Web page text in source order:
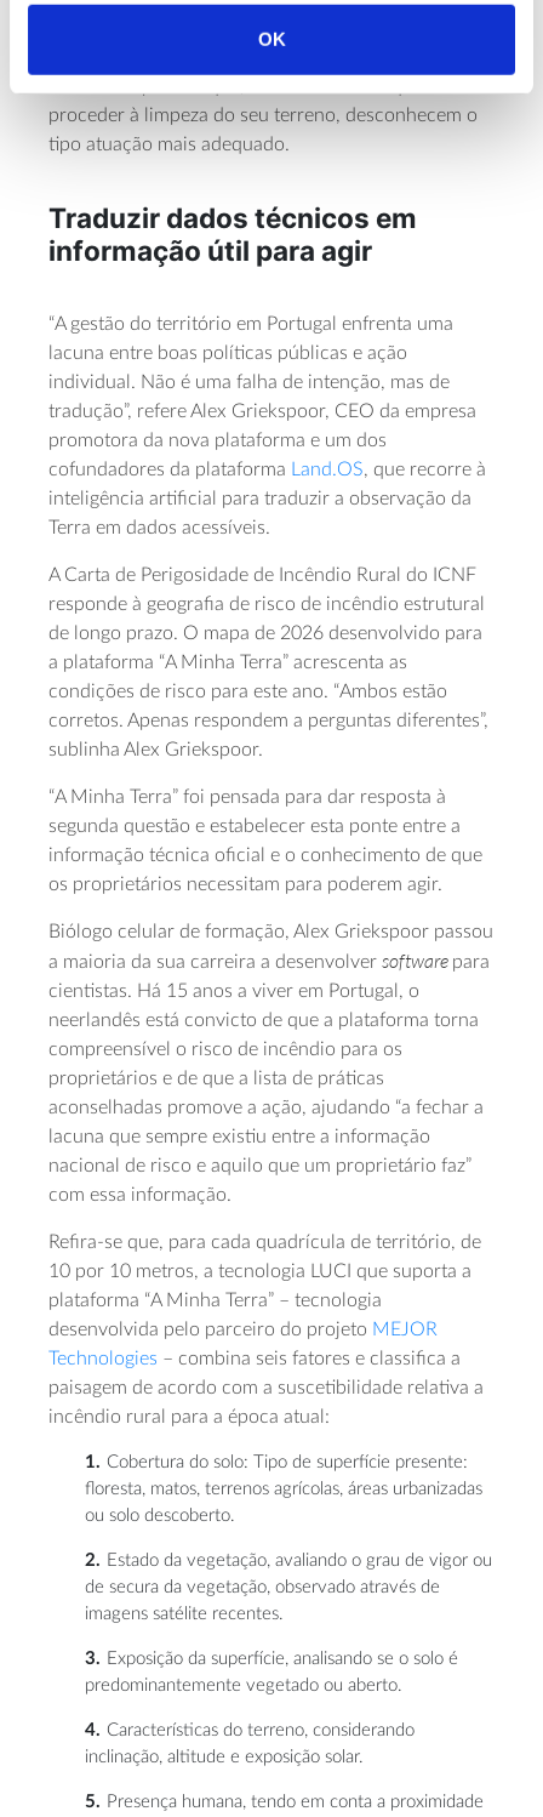
OK
estão menos habituados a gerir e prevenir este risco.
proceder à limpeza do seu terreno, desconhecem o
tipo atuação mais adequado.
Traduzir dados técnicos em
informação útil para agir
“A gestão do território em Portugal enfrenta uma
lacuna entre boas políticas públicas e ação
individual. Não é uma falha de intenção, mas de
tradução”, refere Alex Griekspoor, CEO da empresa
promotora da nova plataforma e um dos
cofundadores da plataforma Land.OS, que recorre à
inteligência artificial para traduzir a observação da
Terra em dados acessíveis.
A Carta de Perigosidade de Incêndio Rural do ICNF
responde à geografia de risco de incêndio estrutural
de longo prazo. O mapa de 2026 desenvolvido para
a plataforma “A Minha Terra” acrescenta as
condições de risco para este ano. “Ambos estão
corretos. Apenas respondem a perguntas diferentes”,
sublinha Alex Griekspoor.
“A Minha Terra” foi pensada para dar resposta à
segunda questão e estabelecer esta ponte entre a
informação técnica oficial e o conhecimento de que
os proprietários necessitam para poderem agir.
Biólogo celular de formação, Alex Griekspoor passou
a maioria da sua carreira a desenvolver software para
cientistas. Há 15 anos a viver em Portugal, o
neerlandês está convicto de que a plataforma torna
compreensível o risco de incêndio para os
proprietários e de que a lista de práticas
aconselhadas promove a ação, ajudando “a fechar a
lacuna que sempre existiu entre a informação
nacional de risco e aquilo que um proprietário faz”
com essa informação.
Refira-se que, para cada quadrícula de território, de
10 por 10 metros, a tecnologia LUCI que suporta a
plataforma “A Minha Terra” – tecnologia
desenvolvida pelo parceiro do projeto MEJOR
Technologies – combina seis fatores e classifica a
paisagem de acordo com a suscetibilidade relativa a
incêndio rural para a época atual:
Cobertura do solo: Tipo de superfície presente:
floresta, matos, terrenos agrícolas, áreas urbanizadas
ou solo descoberto.
Estado da vegetação, avaliando o grau de vigor ou
de secura da vegetação, observado através de
imagens satélite recentes.
Exposição da superfície, analisando se o solo é
predominantemente vegetado ou aberto.
Características do terreno, considerando
inclinação, altitude e exposição solar.
Presença humana, tendo em conta a proximidade